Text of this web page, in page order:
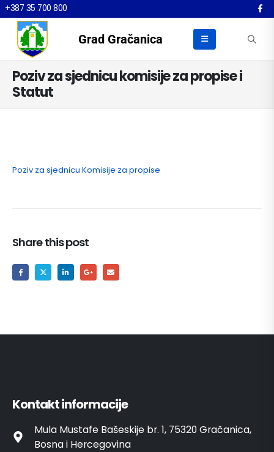
+387 35 700 800
Grad Gračanica
Poziv za sjednicu komisije za propise i
Statut
Poziv za sjednicu Komisije za propise
Share this post
Kontakt informacije
Mula Mustafe Bašeskije br. 1, 75320 Gračanica,
Bosna i Hercegovina